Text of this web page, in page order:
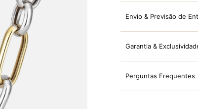
Envio & Previsão de
Garantia &
Perguntas Frequentes